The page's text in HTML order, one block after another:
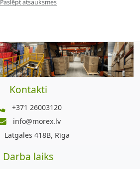
Paslēpt atsauksmes
Kontakti
+371 26003120
info@morex.lv
Latgales 418B, Rīga
Darba laiks